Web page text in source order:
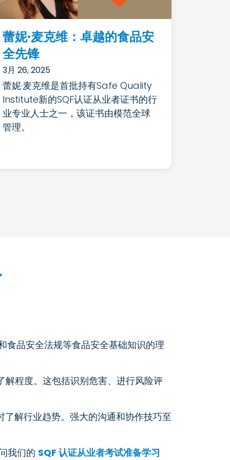
蕾妮·麦克维：卓越的食品安
全先锋
3月 26, 2025
蕾妮·麦克维是首批持有Safe Quality
Institute新的SQF认证从业者证书的行
业专业人士之一，该证书由模范全球
管理。
食品安全法规等食品安全基础知识的理
程度。这包括识别危害、进行风险评
解行业趋势。强大的沟通和协作技巧至
我们的 SQF 认证从业者考试准备学习